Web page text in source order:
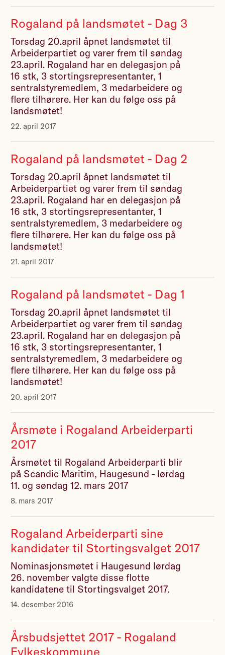
Rogaland på landsmøtet - Dag 3
22. april 2017
Torsdag 20.april åpnet landsmøtet til
Arbeiderpartiet og varer frem til søndag
23.april. Rogaland har en delegasjon på
16 stk, 3 stortingsrepresentanter, 1
sentralstyremedlem, 3 medarbeidere og
flere tilhørere. Her kan du følge oss på
landsmøtet!
Rogaland på landsmøtet - Dag 2
21. april 2017
Torsdag 20.april åpnet landsmøtet til
Arbeiderpartiet og varer frem til søndag
23.april. Rogaland har en delegasjon på
16 stk, 3 stortingsrepresentanter, 1
sentralstyremedlem, 3 medarbeidere og
flere tilhørere. Her kan du følge oss på
landsmøtet!
Rogaland på landsmøtet - Dag 1
20. april 2017
Torsdag 20.april åpnet landsmøtet til
Arbeiderpartiet og varer frem til søndag
23.april. Rogaland har en delegasjon på
16 stk, 3 stortingsrepresentanter, 1
sentralstyremedlem, 3 medarbeidere og
flere tilhørere. Her kan du følge oss på
landsmøtet!
Årsmøte i Rogaland Arbeiderparti
2017
8. mars 2017
Årsmøtet til Rogaland Arbeiderparti blir
på Scandic Maritim, Haugesund - lørdag
11. og søndag 12. mars 2017
Rogaland Arbeiderparti sine
kandidater til Stortingsvalget 2017
14. desember 2016
Nominasjonsmøtet i Haugesund lørdag
26. november valgte disse flotte
kandidatene til Stortingsvalget 2017.
Årsbudsjettet 2017 - Rogaland
Fylkeskommune